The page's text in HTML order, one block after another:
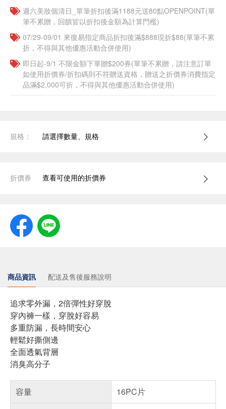
週六美妝個清日_單筆折扣後滿1188元送80點OPENPOINT(單
筆不累贈，回饋皆以折扣後金額為計算門檻)
07/29-09/01 來復易指定商品折扣後滿$888現折$88(單筆不累
折，不得與其他優惠活動合併使用)
即日起-9/1 不限金額下單贈$200券(單筆不累贈，請注意訂單
如使用折價券/折扣碼則不符贈送資格，贈送之折價券消費指定
品滿$2,000可折，不得與其他優惠活動合併使用)
規格： 請選擇數量、規格
折價券 查看可使用的折價券
商品資訊 配送及售後服務說明
追求零外漏，2倍彈性好穿脫
穿內褲一樣，穿脫好容易
多重防漏，長時間安心
輕鬆好撕側邊
全面透氣背層
消臭高分子
容量
16PC片